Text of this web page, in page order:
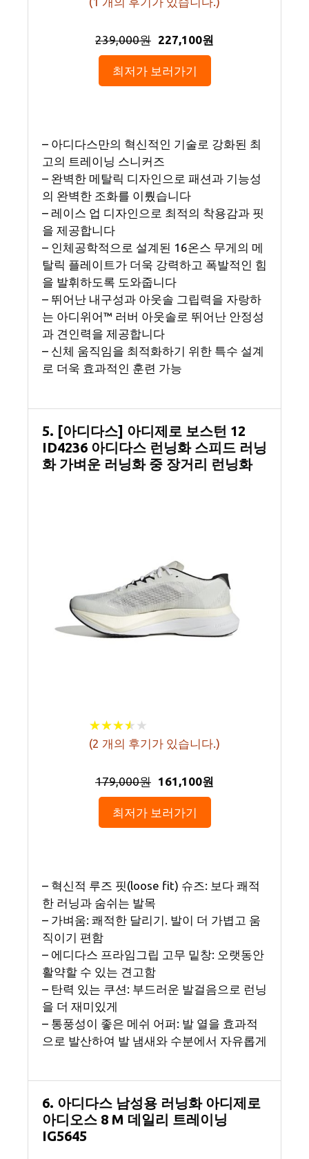
239,000원 227,100원
최저가 보러가기
– 아디다스만의 혁신적인 기술로 강화된 최
고의 트레이닝 스니커즈
– 완벽한 메탈릭 디자인으로 패션과 기능성
의 완벽한 조화를 이뤘습니다
– 레이스 업 디자인으로 최적의 착용감과 핏
을 제공합니다
– 인체공학적으로 설계된 16온스 무게의 메
탈릭 플레이트가 더욱 강력하고 폭발적인 힘
을 발휘하도록 도와줍니다
– 뛰어난 내구성과 아웃솔 그립력을 자랑하
는 아디위어™ 러버 아웃솔로 뛰어난 안정성
과 견인력을 제공합니다
– 신체 움직임을 최적화하기 위한 특수 설계
로 더욱 효과적인 훈련 가능
5. [아디다스] 아디제로 보스턴 12
ID4236 아디다스 런닝화 스피드 러닝
화 가벼운 러닝화 중 장거리 런닝화
★★★★ ★
★★★★ ★
(2 개의 후기가 있습니다.)
179,000원 161,100원
최저가 보러가기
– 혁신적 루즈 핏(loose fit) 슈즈: 보다 쾌적
한 러닝과 숨쉬는 발목
– 가벼움: 쾌적한 달리기. 발이 더 가볍고 움
직이기 편함
– 에디다스 프라임그립 고무 밑창: 오랫동안
활약할 수 있는 견고함
– 탄력 있는 쿠션: 부드러운 발걸음으로 런닝
을 더 재미있게
– 통풍성이 좋은 메쉬 어퍼: 발 열을 효과적
으로 발산하여 발 냄새와 수분에서 자유롭게
6. 아디다스 남성용 러닝화 아디제로
아디오스 8 M 데일리 트레이닝
IG5645